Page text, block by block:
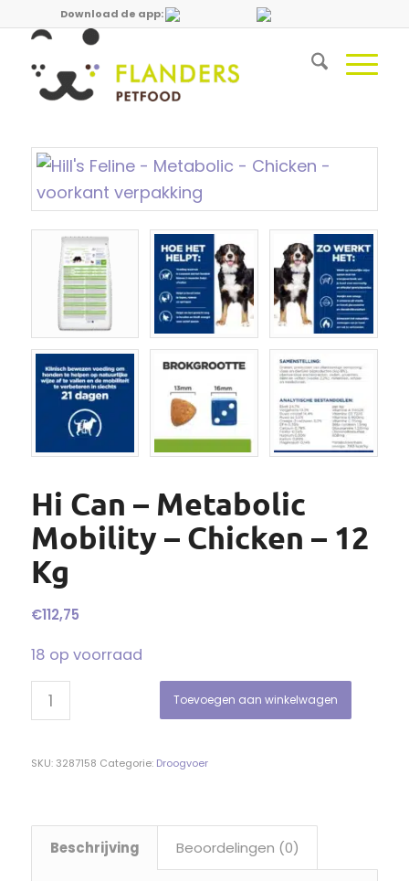
Download de app:
Hi Can – Metabolic
Mobility – Chicken – 12
Kg
€112,75
18 op voorraad
Toevoegen aan winkelwagen
SKU: 3287158 Categorie: Droogvoer
Beschrijving Beoordelingen (0)